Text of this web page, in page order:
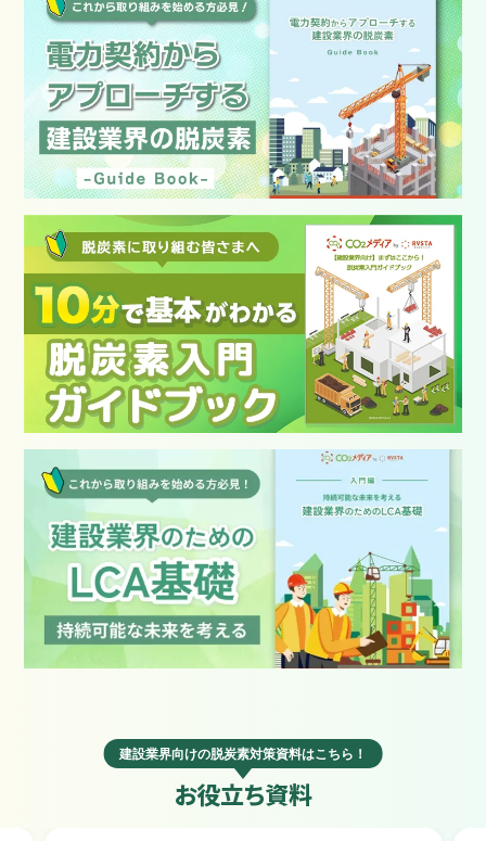
建設業界向けの脱炭素対策資料はこちら！
お役立ち資料